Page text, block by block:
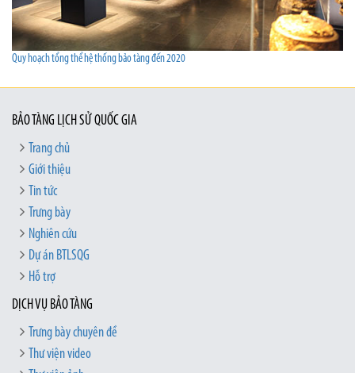
Quy hoạch tổng thể hệ thống bảo tàng đến 2020
BẢO TÀNG LỊCH SỬ QUỐC GIA
Trang chủ
Giới thiệu
Tin tức
Trưng bày
Nghiên cứu
Dự án BTLSQG
Hỗ trợ
DỊCH VỤ BẢO TÀNG
Trưng bày chuyên đề
Thư viện video